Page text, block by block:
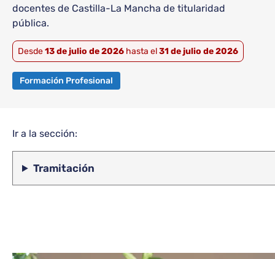
docentes de Castilla-La Mancha de titularidad
pública.
Desde13 de julio de 2026 hasta el31 de julio de 2026
Formación Profesional
Ir a la sección:
Tramitación